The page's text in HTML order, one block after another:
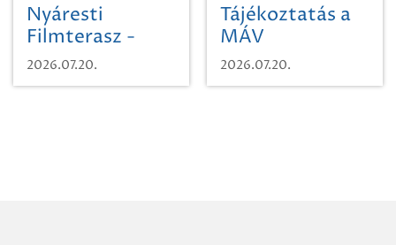
Nyáresti
Filmterasz -
Beugró a
Paradicsomba
2026.07.20.
Tájékoztatás a
MÁV
Pályaműködtetési
Zrt. Területi
2026.07.20.